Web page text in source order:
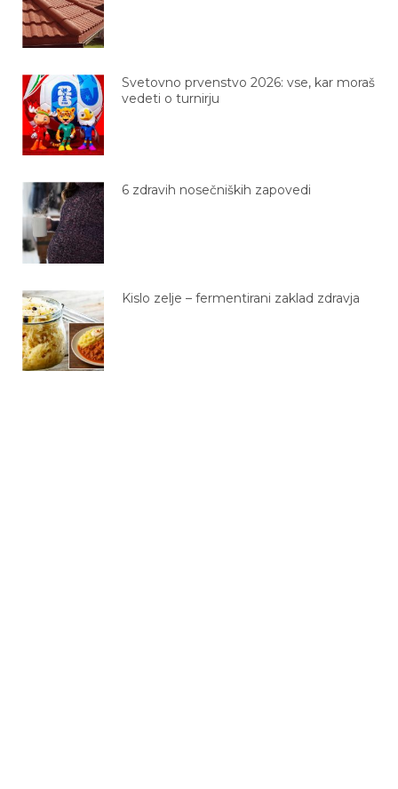
Svetovno prvenstvo 2026: vse, kar moraš
vedeti o turnirju
6 zdravih nosečniških zapovedi
Kislo zelje – fermentirani zaklad zdravja